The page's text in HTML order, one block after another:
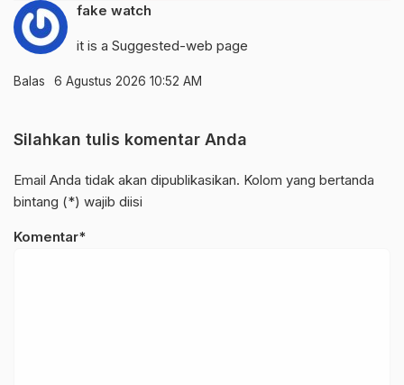
fake watch
it is a Suggested-web page
Balas 6 Agustus 2026 10:52 AM
Silahkan tulis komentar Anda
Email Anda tidak akan dipublikasikan. Kolom yang bertanda
bintang (*) wajib diisi
Komentar*